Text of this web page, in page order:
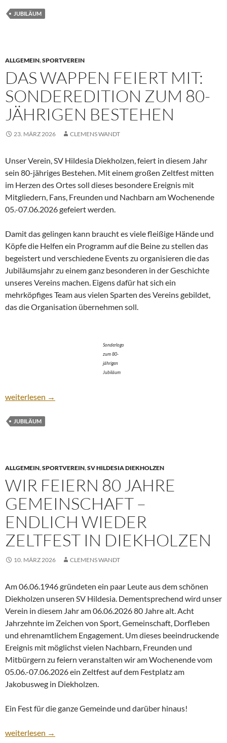
JUBILÄUM
ALLGEMEIN,SPORTVEREIN
DAS WAPPEN FEIERT MIT:
SONDEREDITION ZUM 80-
JÄHRIGEN BESTEHEN
23. MÄRZ 2026 CLEMENS WANDT
Unser Verein, SV Hildesia Diekholzen, feiert in diesem Jahr
sein 80-jähriges Bestehen. Mit einem großen Zeltfest mitten
im Herzen des Ortes soll dieses besondere Ereignis mit
Mitgliedern, Fans, Freunden und Nachbarn am Wochenende
05.-07.06.2026 gefeiert werden.
Damit das gelingen kann braucht es viele fleißige Hände und
Köpfe die Helfen ein Programm auf die Beine zu stellen das
begeistert und verschiedene Events zu organisieren die das
Jubiläumsjahr zu einem ganz besonderen in der Geschichte
unseres Vereins machen. Eigens dafür hat sich ein
mehrköpfiges Team aus vielen Sparten des Vereins gebildet,
das die Organisation übernehmen soll.
Sonderlogo
zum 80-
jährigen
Jubiläum
Das Wappen feiert mit: Sonderedition zum 80-jährigen
weiterlesen →
JUBILÄUM
ALLGEMEIN,SPORTVEREIN,SV HILDESIA DIEKHOLZEN
WIR FEIERN 80 JAHRE
GEMEINSCHAFT –
ENDLICH WIEDER
ZELTFEST IN DIEKHOLZEN
10. MÄRZ 2026 CLEMENS WANDT
Am 06.06.1946 gründeten ein paar Leute aus dem schönen
Diekholzen unseren SV Hildesia. Dementsprechend wird unser
Verein in diesem Jahr am 06.06.2026 80 Jahre alt. Acht
Jahrzehnte im Zeichen von Sport, Gemeinschaft, Dorfleben
und ehrenamtlichem Engagement. Um dieses beeindruckende
Ereignis mit möglichst vielen Nachbarn, Freunden und
Mitbürgern zu feiern veranstalten wir am Wochenende vom
05.06.-07.06.2026 ein Zeltfest auf dem Festplatz am
Jakobusweg in Diekholzen.
Ein Fest für die ganze Gemeinde und darüber hinaus!
Wir feiern 80 Jahre Gemeinschaft – Endlich wieder Zeltfest in
weiterlesen →